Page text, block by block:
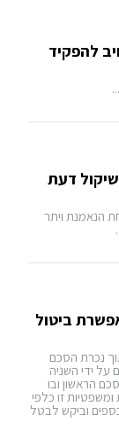
להפקיד
דעת
הנאמנת ויתר
ביטול
נכרת הסכם
ידי השניה
הראשון ובו
זו כלפי
וביקש לבטל